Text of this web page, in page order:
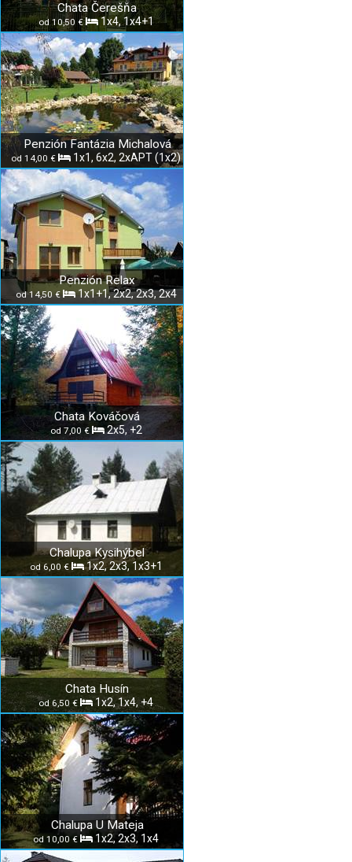
Chata Čerešňa
od 10,50 € 1x4, 1x4+1
Penzión Fantázia Michalová
od 14,00 € 1x1, 6x2, 2xAPT (1x2)
Penzión Relax
od 14,50 € 1x1+1, 2x2, 2x3, 2x4
Chata Kováčová
od 7,00 € 2x5, +2
Chalupa Kysihýbel
od 6,00 € 1x2, 2x3, 1x3+1
Chata Husín
od 6,50 € 1x2, 1x4, +4
Chalupa U Mateja
od 10,00 € 1x2, 2x3, 1x4